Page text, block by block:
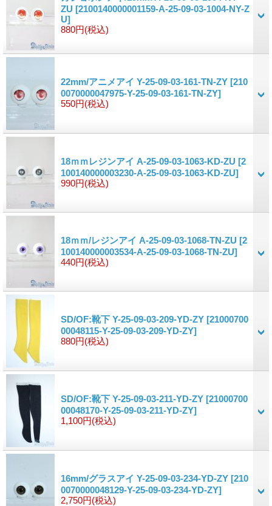
ZU [2100140000001159-A-25-09-03-1004-NY-Z
U]
880円(税込)
22mm/アニメアイ Y-25-09-03-161-TN-ZY [210
0070000047975-Y-25-09-03-161-TN-ZY]
550円(税込)
18ｍｍレジンアイ A-25-09-03-1063-KD-ZU [2
100140000003230-A-25-09-03-1063-KD-ZU]
990円(税込)
18ｍｍ/レジンアイ A-25-09-03-1068-TN-ZU [2
100140000003534-A-25-09-03-1068-TN-ZU]
440円(税込)
SD/OF:靴下 Y-25-09-03-209-YD-ZY [21000700
00048115-Y-25-09-03-209-YD-ZY]
880円(税込)
SD/OF:靴下 Y-25-09-03-211-YD-ZY [21000700
00048170-Y-25-09-03-211-YD-ZY]
1,100円(税込)
16mm/グラスアイ Y-25-09-03-234-YD-ZY [210
0070000048129-Y-25-09-03-234-YD-ZY]
2,750円(税込)